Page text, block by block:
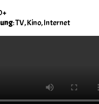
: TV, Kino, Internet